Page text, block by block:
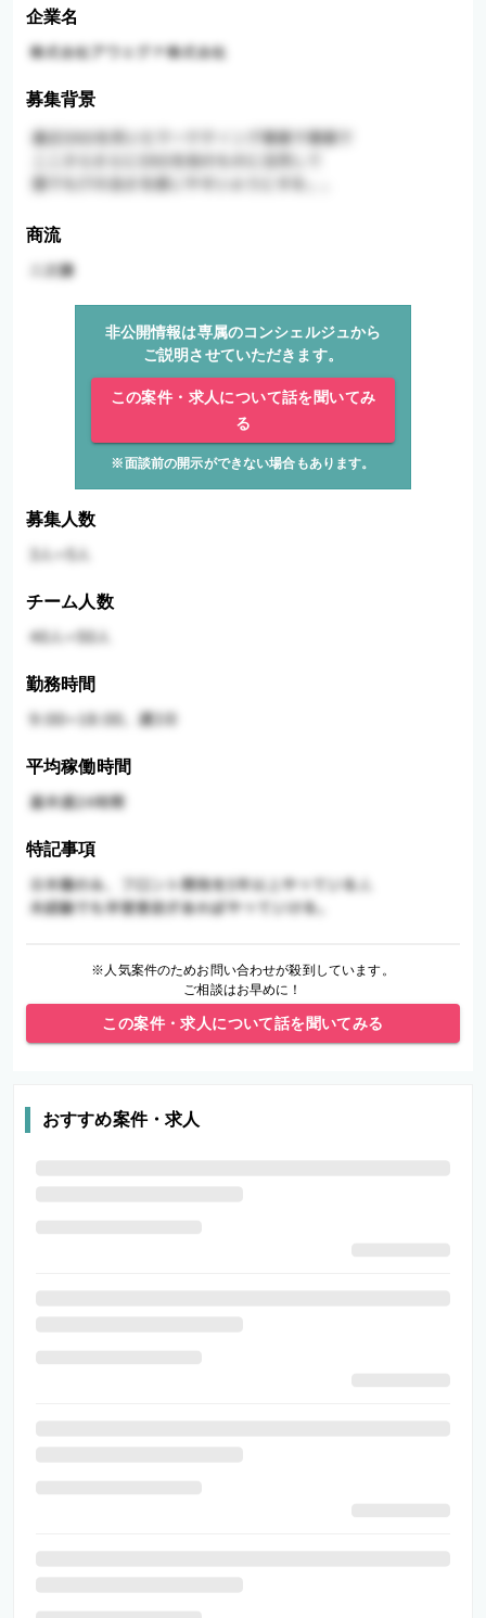
企業名
募集背景
商流
非公開情報は専属のコンシェルジュから
ご説明させていただきます。
この案件・求人について話を聞いてみ
る
※面談前の開示ができない場合もあります。
募集人数
チーム人数
勤務時間
平均稼働時間
特記事項
※人気案件のためお問い合わせが殺到しています。
ご相談はお早めに！
この案件・求人について話を聞いてみる
おすすめ案件・求人